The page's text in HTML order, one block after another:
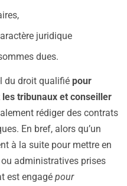
juridique
dues.
du droit qualifié pour
tribunaux et conseiller
rédiger des contrats
En bref, alors qu’un
à la suite pour mettre en
administratives prises
est engagé pour